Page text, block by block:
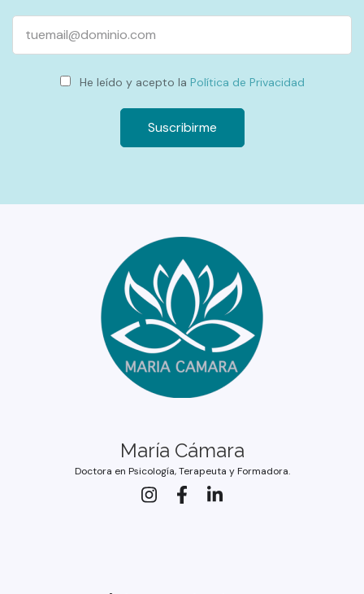
He leído y acepto la Política de Privacidad
María Cámara
Doctora en Psicología, Terapeuta y Formadora.